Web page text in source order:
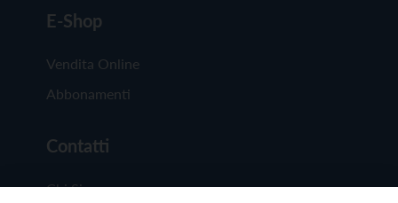
E-Shop
Vendita Online
Abbonamenti
Contatti
Chi Siamo